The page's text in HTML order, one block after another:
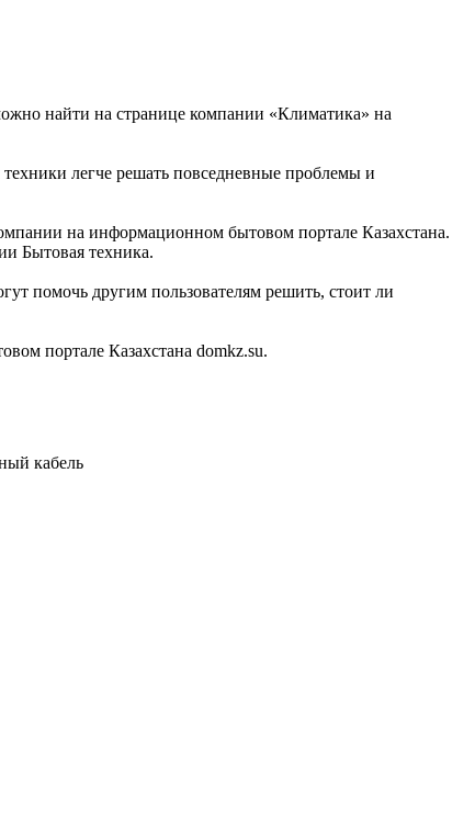
найти на странице компании «Климатика» на
легче решать повседневные проблемы и
на информационном бытовом портале Казахстана.
Бытовая техника.
помочь другим пользователям решить, стоит ли
портале Казахстана domkz.su.
кабель